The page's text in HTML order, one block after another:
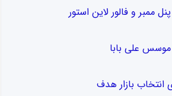
و فالور لاین استور
علی بابا
انتخاب بازار هدف